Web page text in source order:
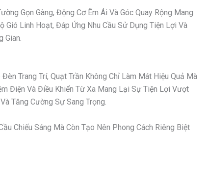
Gọn Gàng, Động Cơ Êm Ái Và Góc Quay Rộng Mang
Gió Linh Hoạt, Đáp Ứng Nhu Cầu Sử Dụng Tiện Lợi Và
Gian.
Trang Trí, Quạt Trần Không Chỉ Làm Mát Hiệu Quả Mà
Điện Và Điều Khiển Từ Xa Mang Lại Sự Tiện Lợi Vượt
Tăng Cường Sự Sang Trọng.
Chiếu Sáng Mà Còn Tạo Nên Phong Cách Riêng Biệt